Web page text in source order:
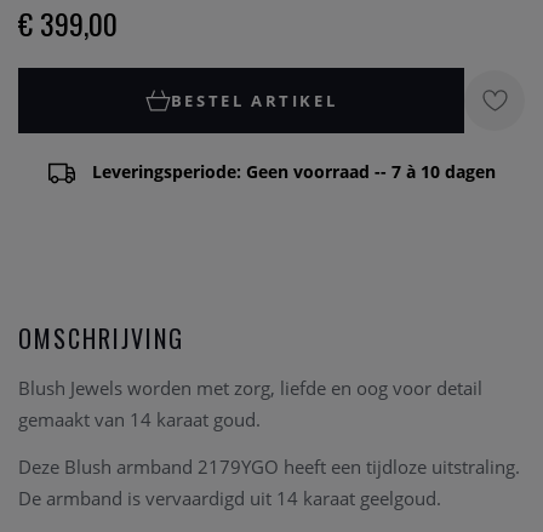
€ 399,00
BESTEL ARTIKEL
Leveringsperiode: Geen voorraad -- 7 à 10 dagen
OMSCHRIJVING
Blush Jewels worden met zorg, liefde en oog voor detail
gemaakt van 14 karaat goud.
Deze Blush armband 2179YGO heeft een tijdloze uitstraling.
De armband is vervaardigd uit 14 karaat geelgoud.